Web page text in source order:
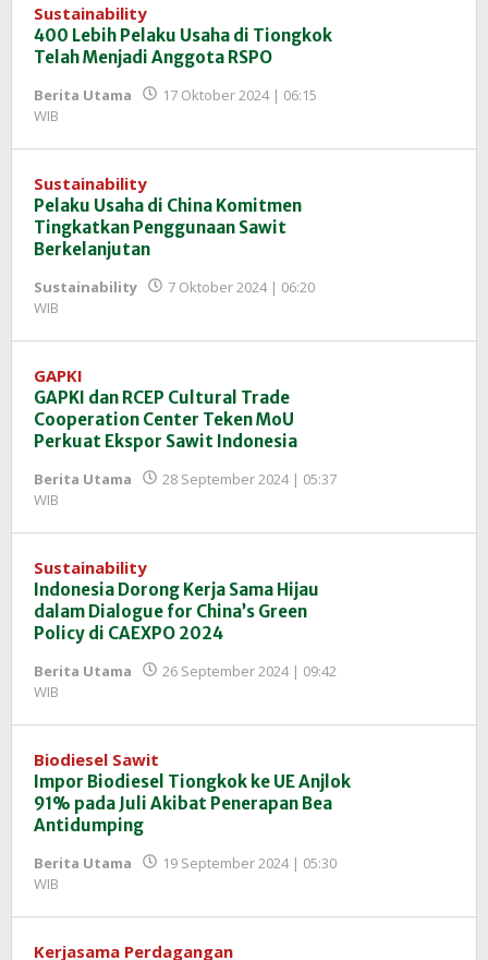
Sustainability
400 Lebih Pelaku Usaha di Tiongkok
Telah Menjadi Anggota RSPO
Berita Utama
17 Oktober 2024 | 06:15
WIB
InfoSAWIT
Sustainability
Pelaku Usaha di China Komitmen
Tingkatkan Penggunaan Sawit
Berkelanjutan
Sustainability
7 Oktober 2024 | 06:20
WIB
InfoSAWIT
GAPKI
GAPKI dan RCEP Cultural Trade
Cooperation Center Teken MoU
Perkuat Ekspor Sawit Indonesia
Berita Utama
28 September 2024 | 05:37
WIB
InfoSAWIT
Sustainability
Indonesia Dorong Kerja Sama Hijau
dalam Dialogue for China’s Green
Policy di CAEXPO 2024
Berita Utama
26 September 2024 | 09:42
WIB
InfoSAWIT
Biodiesel Sawit
Impor Biodiesel Tiongkok ke UE Anjlok
91% pada Juli Akibat Penerapan Bea
Antidumping
Berita Utama
19 September 2024 | 05:30
WIB
InfoSAWIT
Kerjasama Perdagangan